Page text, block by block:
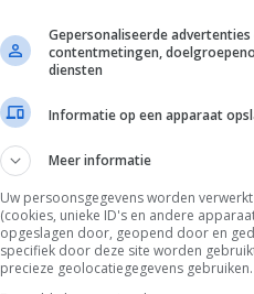
Romige
kikkererwtensoep
met knoflook en
rozemarijn
30 min Soep recepten
Gepersonaliseerde
contentmetingen,
diensten
Informatie op een apparaat
Meer informatie
Uw persoonsgegevens worden
(cookies, unieke ID's en andere
opgeslagen door, geopend door en
specifiek door deze site worden
precieze geolocatiegegevens gebruiken.